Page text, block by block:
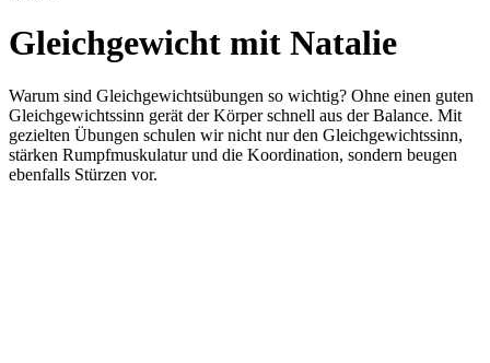
Gleichgewicht mit Natalie
Warum sind Gleichgewichtsübungen so wichtig? Ohne einen guten
Gleichgewichtssinn gerät der Körper schnell aus der Balance. Mit
gezielten Übungen schulen wir nicht nur den Gleichgewichtssinn,
stärken Rumpfmuskulatur und die Koordination, sondern beugen
ebenfalls Stürzen vor.